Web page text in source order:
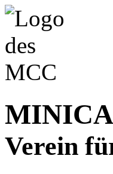
Verein